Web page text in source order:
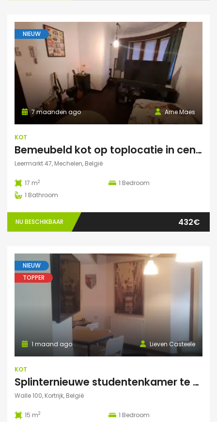
NIEUW
Arne Maes
7 maanden ago
KOT
Bemeubeld kot op toplocatie in centrum Mechelen met privédouche, dakterras en lavabo
Leermarkt 47, Mechelen, België
17 m2 1 Bedroom
1 Bathroom
NU BESCHIKBAAR 432€
NIEUW
TOPPER
Lieven Casteele
1 maand ago
KOT
Splinternieuwe studentenkamer te huur in authentiek herenhuis
Walle 100, Kortrijk, België
15 m2 1 Bedroom